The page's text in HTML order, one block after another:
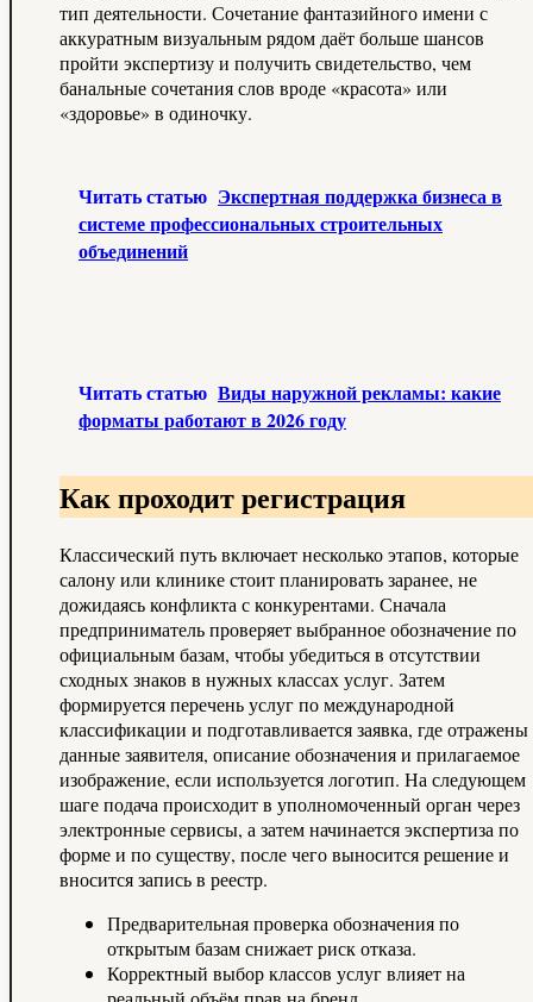
тип деятельности. Сочетание фантазийного имени с
аккуратным визуальным рядом даёт больше шансов
пройти экспертизу и получить свидетельство, чем
банальные сочетания слов вроде «красота» или
«здоровье» в одиночку.
Читать статью Экспертная поддержка бизнеса в
системе профессиональных строительных
объединений
Читать статью Виды наружной рекламы: какие
форматы работают в 2026 году
Как проходит регистрация
Классический путь включает несколько этапов, которые
салону или клинике стоит планировать заранее, не
дожидаясь конфликта с конкурентами. Сначала
предприниматель проверяет выбранное обозначение по
официальным базам, чтобы убедиться в отсутствии
сходных знаков в нужных классах услуг. Затем
формируется перечень услуг по международной
классификации и подготавливается заявка, где отражены
данные заявителя, описание обозначения и прилагаемое
изображение, если используется логотип. На следующем
шаге подача происходит в уполномоченный орган через
электронные сервисы, а затем начинается экспертиза по
форме и по существу, после чего выносится решение и
вносится запись в реестр.
Предварительная проверка обозначения по
открытым базам снижает риск отказа.
Корректный выбор классов услуг влияет на